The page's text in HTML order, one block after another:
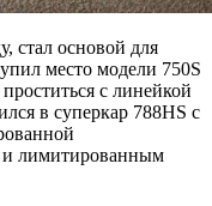
стал основой для
место модели 750S
с линейкой
в суперкар 788HS с
и лимитированным